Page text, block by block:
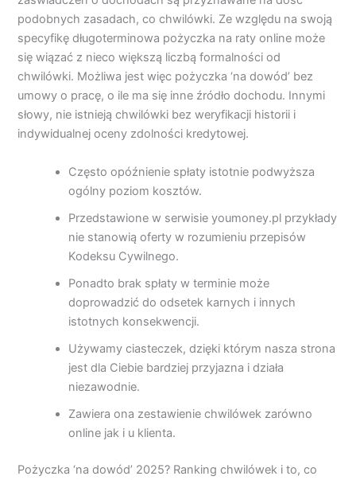
podobnych zasadach, co chwilówki. Ze względu na swoją
specyfikę długoterminowa pożyczka na raty online może
się wiązać z nieco większą liczbą formalności od
chwilówki. Możliwa jest więc pożyczka ‘na dowód’ bez
umowy o pracę, o ile ma się inne źródło dochodu. Innymi
słowy, nie istnieją chwilówki bez weryfikacji historii i
indywidualnej oceny zdolności kredytowej.
Często opóźnienie spłaty istotnie podwyższa
ogólny poziom kosztów.
Przedstawione w serwisie youmoney.pl przykłady
nie stanowią oferty w rozumieniu przepisów
Kodeksu Cywilnego.
Ponadto brak spłaty w terminie może
doprowadzić do odsetek karnych i innych
istotnych konsekwencji.
Używamy ciasteczek, dzięki którym nasza strona
jest dla Ciebie bardziej przyjazna i działa
niezawodnie.
Zawiera ona zestawienie chwilówek zarówno
online jak i u klienta.
Pożyczka ‘na dowód’ 2025? Ranking chwilówek i to, co